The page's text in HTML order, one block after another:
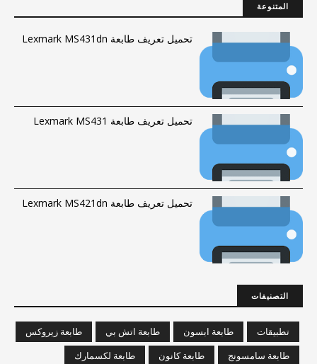
المتنوعة
تحميل تعريف طابعة Lexmark MS431dn
تحميل تعريف طابعة Lexmark MS431
تحميل تعريف طابعة Lexmark MS421dn
التصنيفات
تطبيقات طابعة ابسون طابعة اتش بي
طابعة زيروكس
طابعة سامسونج
طابعة كانون
طابعة لكسمارك